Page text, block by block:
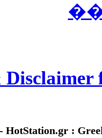
HotStation.gr :